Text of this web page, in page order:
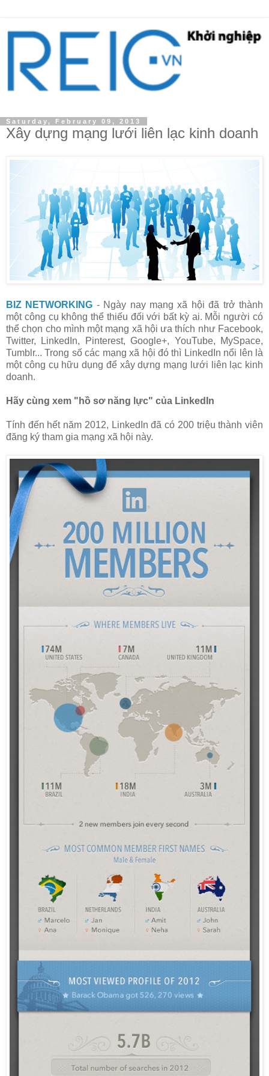
Saturday, February 09, 2013
Xây dựng mạng lưới liên lạc kinh doanh
BIZ NETWORKING - Ngày nay mạng xã hội đã trở thành
một công cụ không thể thiếu đối với bất kỳ ai. Mỗi người có
thể chọn cho mình một mạng xã hội ưa thích như Facebook,
Twitter, LinkedIn, Pinterest, Google+, YouTube, MySpace,
Tumblr... Trong số các mạng xã hội đó thì LinkedIn nổi lên là
một công cụ hữu dụng để xây dựng mạng lưới liên lạc kinh
doanh.
Hãy cùng xem "hồ sơ năng lực" của LinkedIn
Tính đến hết năm 2012, LinkedIn đã có 200 triệu thành viên
đăng ký tham gia mạng xã hội này.